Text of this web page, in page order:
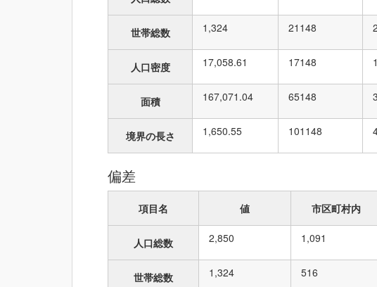
世帯総数 1,324 21 148
人口密度 17,058.61 17148
面積 167,071.04 65148
境界の長さ 1,650.55 101 148
偏差
項目名 値 市区町村内
人口総数 2,850 1,091
世帯総数 1,324 516